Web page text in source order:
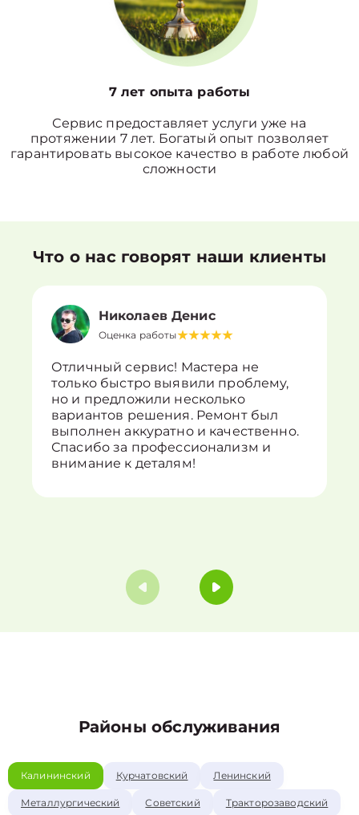
7 лет опыта работы
Сервис предоставляет услуги уже на
протяжении 7 лет. Богатый опыт позволяет
гарантировать высокое качество в работе любой
сложности
Что о нас говорят наши клиенты
Николаев Денис
Оценка работы
Отличный сервис! Мастера не
только быстро выявили проблему,
но и предложили несколько
вариантов решения. Ремонт был
выполнен аккуратно и качественно.
Спасибо за профессионализм и
внимание к деталям!
Районы обслуживания
Калининский Курчатовский Ленинский
Металлургический Советский Тракторозаводский